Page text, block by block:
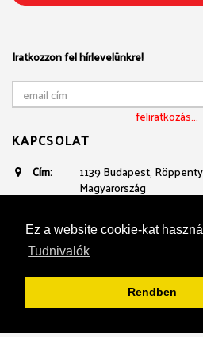
Ez a website cookie-kat
Tudnivalók
Rendben
Iratkozzon fel hírlevelünkre!
KAPCSOLAT
Cím:
1139 Budapest,
Magyarország
Telefon: +361 236 3100
+36 20 934 23 40
| 2018.